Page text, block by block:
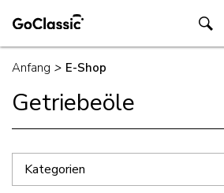
Anfang > E-Shop
Getriebeöle
Kategorien